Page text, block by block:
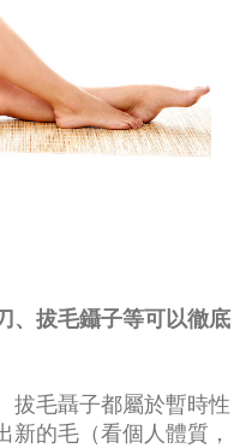
、拔毛鑷子等可以徹底
拔毛聶子都屬於暫時性
新的毛（看個人體質，